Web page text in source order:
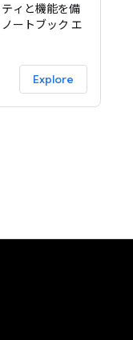
ィと機能を備
ートブック エ
Explore